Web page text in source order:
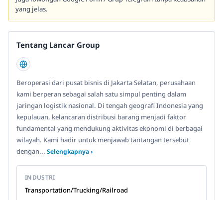
yang jelas.
Tentang Lancar Group
Beroperasi dari pusat bisnis di Jakarta Selatan, perusahaan
kami berperan sebagai salah satu simpul penting dalam
jaringan logistik nasional. Di tengah geografi Indonesia yang
kepulauan, kelancaran distribusi barang menjadi faktor
fundamental yang mendukung aktivitas ekonomi di berbagai
wilayah. Kami hadir untuk menjawab tantangan tersebut
dengan... Selengkapnya ›
INDUSTRI
Transportation/Trucking/Railroad